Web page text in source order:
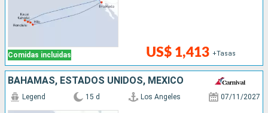
Comidas incluidas US$ 1,413 +Tasas
BAHAMAS, ESTADOS UNIDOS, MÉXICO
Legend 15 d Los Angeles 07/11/2027